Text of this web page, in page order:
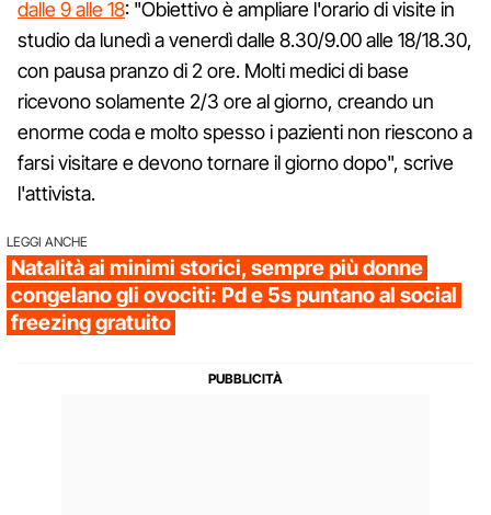
dalle 9 alle 18: "Obiettivo è ampliare l'orario di visite in
studio da lunedì a venerdì dalle 8.30/9.00 alle 18/18.30,
con pausa pranzo di 2 ore. Molti medici di base
ricevono solamente 2/3 ore al giorno, creando un
enorme coda e molto spesso i pazienti non riescono a
farsi visitare e devono tornare il giorno dopo", scrive
l'attivista.
LEGGI ANCHE
Natalità ai minimi storici, sempre più donne
congelano gli ovociti: Pd e 5s puntano al social
freezing gratuito